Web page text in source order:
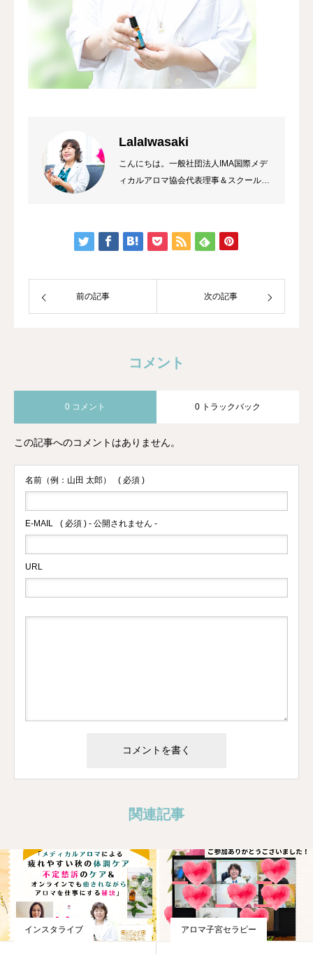
LalaIwasaki
こんにちは。一般社団法人IMA国際メデ
ィカルアロマ協会代表理事＆スクール校
トレーナーになり、HAWAIIのマナカー
ドのご縁でメディカルアロマに出会いま
前の記事 次の記事
コメント
0 コメント 0 トラックバック
この記事へのコメントはありません。
名前（例：山田 太郎） ( 必須 )
E-MAIL ( 必須 ) - 公開されません -
URL
関連記事
インスタライブ アロマ子宮セラピー